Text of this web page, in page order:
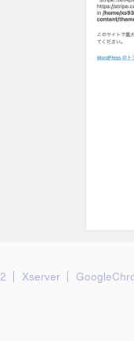
Xserver